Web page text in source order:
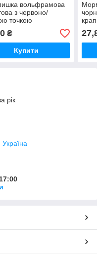
вольфрамова
з червоно/
точкою
хамеліон 0,5
₴
Купити
рік